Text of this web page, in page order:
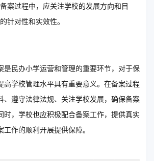
案过程中，应关注学校的发展方向和目
针对性和实效性。
是民办小学运营和管理的重要环节，对于保
高学校管理水平具有重要意义。在备案过程
、遵守法律法规、关注学校发展，确保备案
时，学校也应积极配合备案工作，提供真实
作的顺利开展提供保障。